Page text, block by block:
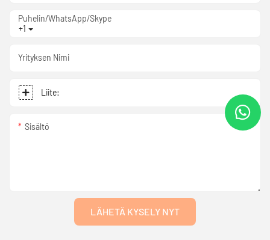
+1
Puhelin/WhatsApp/Skype
Yrityksen Nimi
Liite:
Sisältö
LÄHETÄ KYSELY NYT